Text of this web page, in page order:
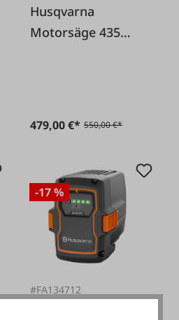
Husqvarna
Motorsäge 435
479,00 €* 550,00 €*
-17 %
#FA134712